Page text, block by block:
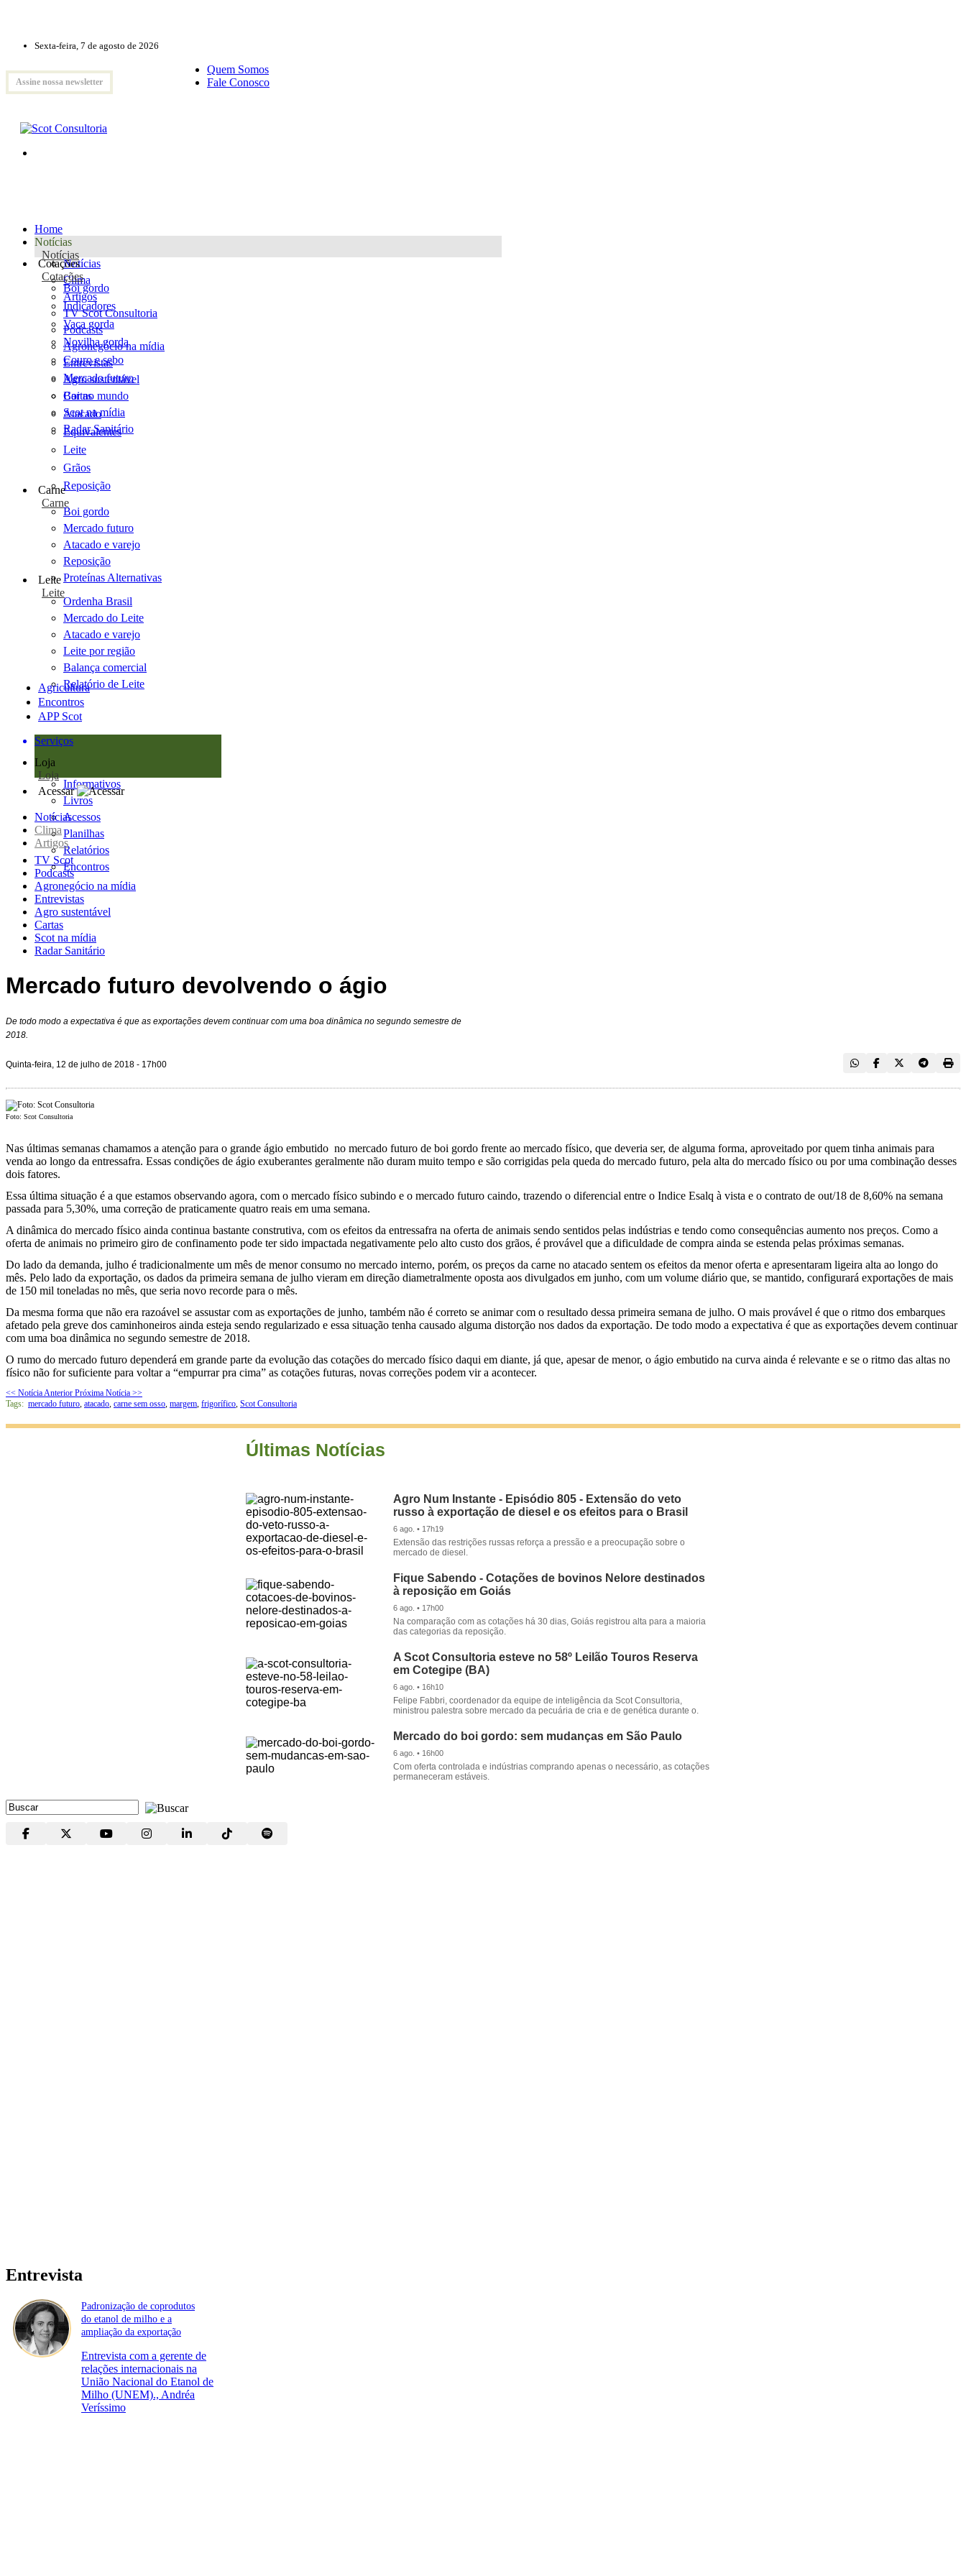
Sexta-feira, 7 de agosto de 2026
Assine nossa newsletter
Quem Somos
Fale Conosco
Home
Notícias
Notícias
Notícias
Clima
Artigos
TV Scot Consultoria
Podcasts
Agronegócio na mídia
Entrevistas
Agro sustentável
Cartas
Scot na mídia
Radar Sanitário
Cotações
Cotações
Boi gordo
Indicadores
Vaca gorda
Novilha gorda
Couro e sebo
Mercado futuro
Boi no mundo
Atacado
Equivalentes
Leite
Grãos
Reposição
Carne
Carne
Boi gordo
Mercado futuro
Atacado e varejo
Reposição
Proteínas Alternativas
Leite
Leite
Ordenha Brasil
Mercado do Leite
Atacado e varejo
Leite por região
Balança comercial
Relatório de Leite
Agricultura
Encontros
APP Scot
Serviços
Loja
Loja
Informativos
Livros
Acessos
Planilhas
Relatórios
Encontros
Acessar
Notícias
Clima
Artigos
TV Scot
Podcasts
Agronegócio na mídia
Entrevistas
Agro sustentável
Cartas
Scot na mídia
Radar Sanitário
Mercado futuro devolvendo o ágio
De todo modo a expectativa é que as exportações devem continuar com uma boa dinâmica no segundo semestre de
2018.
Quinta-feira, 12 de julho de 2018 - 17h00
Foto: Scot Consultoria
Nas últimas semanas chamamos a atenção para o grande ágio embutido no mercado futuro de boi gordo frente ao mercado físico, que deveria ser, de alguma forma, aproveitado por quem tinha animais para
venda ao longo da entressafra. Essas condições de ágio exuberantes geralmente não duram muito tempo e são corrigidas pela queda do mercado futuro, pela alta do mercado físico ou por uma combinação desses
dois fatores.
Essa última situação é a que estamos observando agora, com o mercado físico subindo e o mercado futuro caindo, trazendo o diferencial entre o Indice Esalq à vista e o contrato de out/18 de 8,60% na semana
passada para 5,30%, uma correção de praticamente quatro reais em uma semana.
A dinâmica do mercado físico ainda continua bastante construtiva, com os efeitos da entressafra na oferta de animais sendo sentidos pelas indústrias e tendo como consequências aumento nos preços. Como a
oferta de animais no primeiro giro de confinamento pode ter sido impactada negativamente pelo alto custo dos grãos, é provável que a dificuldade de compra ainda se estenda pelas próximas semanas.
Do lado da demanda, julho é tradicionalmente um mês de menor consumo no mercado interno, porém, os preços da carne no atacado sentem os efeitos da menor oferta e apresentaram ligeira alta ao longo do
mês. Pelo lado da exportação, os dados da primeira semana de julho vieram em direção diametralmente oposta aos divulgados em junho, com um volume diário que, se mantido, configurará exportações de mais
de 150 mil toneladas no mês, que seria novo recorde para o mês.
Da mesma forma que não era razoável se assustar com as exportações de junho, também não é correto se animar com o resultado dessa primeira semana de julho. O mais provável é que o ritmo dos embarques
afetado pela greve dos caminhoneiros ainda esteja sendo regularizado e essa situação tenha causado alguma distorção nos dados da exportação. De todo modo a expectativa é que as exportações devem continuar
com uma boa dinâmica no segundo semestre de 2018.
O rumo do mercado futuro dependerá em grande parte da evolução das cotações do mercado físico daqui em diante, já que, apesar de menor, o ágio embutido na curva ainda é relevante e se o ritmo das altas no
físico não for suficiente para voltar a “empurrar pra cima” as cotações futuras, novas correções podem vir a acontecer.
<< Notícia Anterior Próxima Notícia >>
Tags: mercado futuro, atacado, carne sem osso, margem, frigorífico, Scot Consultoria
Últimas Notícias
Agro Num Instante - Episódio 805 - Extensão do veto
russo à exportação de diesel e os efeitos para o Brasil
6 ago. • 17h19
Extensão das restrições russas reforça a pressão e a preocupação sobre o
mercado de diesel.
Fique Sabendo - Cotações de bovinos Nelore destinados
à reposição em Goiás
6 ago. • 17h00
Na comparação com as cotações há 30 dias, Goiás registrou alta para a maioria
das categorias da reposição.
A Scot Consultoria esteve no 58º Leilão Touros Reserva
em Cotegipe (BA)
6 ago. • 16h10
Felipe Fabbri, coordenador da equipe de inteligência da Scot Consultoria,
ministrou palestra sobre mercado da pecuária de cria e de genética durante o.
Mercado do boi gordo: sem mudanças em São Paulo
6 ago. • 16h00
Com oferta controlada e indústrias comprando apenas o necessário, as cotações
permaneceram estáveis.
Entrevista
Padronização de coprodutos
do etanol de milho e a
ampliação da exportação
Entrevista com a gerente de
relações internacionais na
União Nacional do Etanol de
Milho (UNEM)., Andréa
Veríssimo